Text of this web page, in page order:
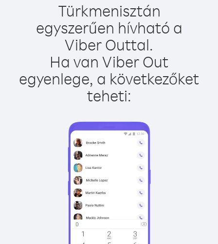
Türkmenisztán
egyszerűen hívható a
Viber Outtal.
Ha van Viber Out
egyenlege, a következőket
teheti: